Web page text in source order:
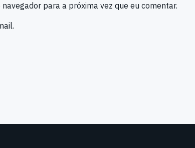
para a próxima vez que eu comentar.